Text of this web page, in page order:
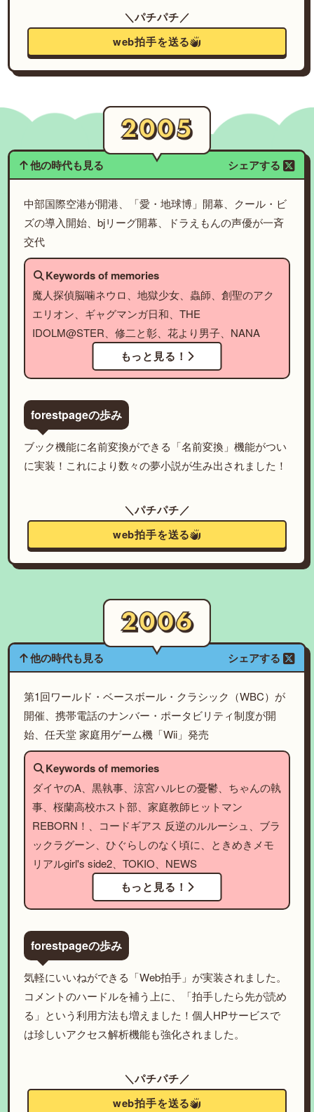
＼パチパチ／
web拍手を送る
他の時代も見る シェアする
中部国際空港が開港、「愛・地球博」開幕、クール・ビ
ズの導入開始、bjリーグ開幕、ドラえもんの声優が一斉
交代
Keywords of memories
魔人探偵脳噛ネウロ、地獄少女、蟲師、創聖のアク
エリオン、ギャグマンガ日和、THE
IDOLM@STER、修二と彰、花より男子、NANA
もっと見る！
forestpageの歩み
ブック機能に名前変換ができる「名前変換」機能がつい
に実装！これにより数々の夢小説が生み出されました！
＼パチパチ／
web拍手を送る
他の時代も見る シェアする
第1回ワールド・ベースボール・クラシック（WBC）が
開催、携帯電話のナンバー・ポータビリティ制度が開
始、任天堂 家庭用ゲーム機「Wii」発売
Keywords of memories
ダイヤのA、黒執事、涼宮ハルヒの憂鬱、ちゃんの執
事、桜蘭高校ホスト部、家庭教師ヒットマン
REBORN！、コードギアス 反逆のルルーシュ、ブラ
ックラグーン、ひぐらしのなく頃に、ときめきメモ
リアルgirl's side2、TOKIO、NEWS
もっと見る！
forestpageの歩み
気軽にいいねができる「Web拍手」が実装されました。
コメントのハードルを補う上に、「拍手したら先が読め
る」という利用方法も増えました！個人HPサービスで
は珍しいアクセス解析機能も強化されました。
＼パチパチ／
web拍手を送る